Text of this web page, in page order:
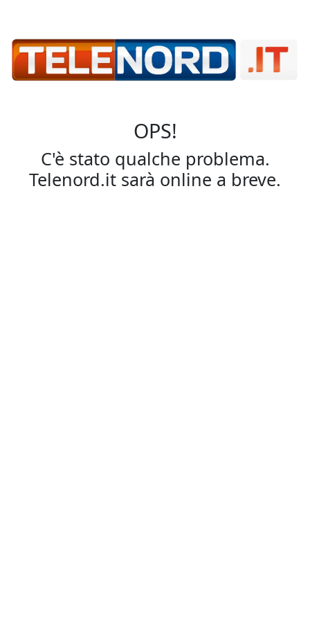
OPS!
C'è stato qualche problema.
Telenord.it sarà online a breve.